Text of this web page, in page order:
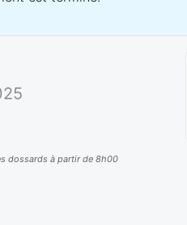
dossards à partir de 8h00